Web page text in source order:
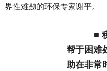
界性难题的环保专家谢平。
■
帮于困难
助在非常